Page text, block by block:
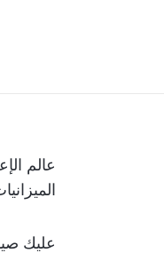
عالم
عليك